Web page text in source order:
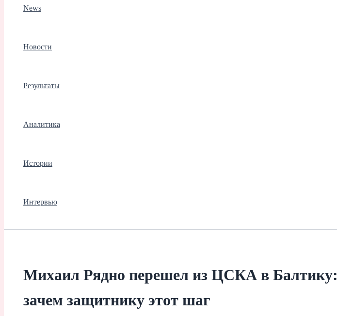
News
Новости
Результаты
Аналитика
Истории
Интервью
Михаил Рядно перешел из ЦСКА в Балтику:
зачем защитнику этот шаг